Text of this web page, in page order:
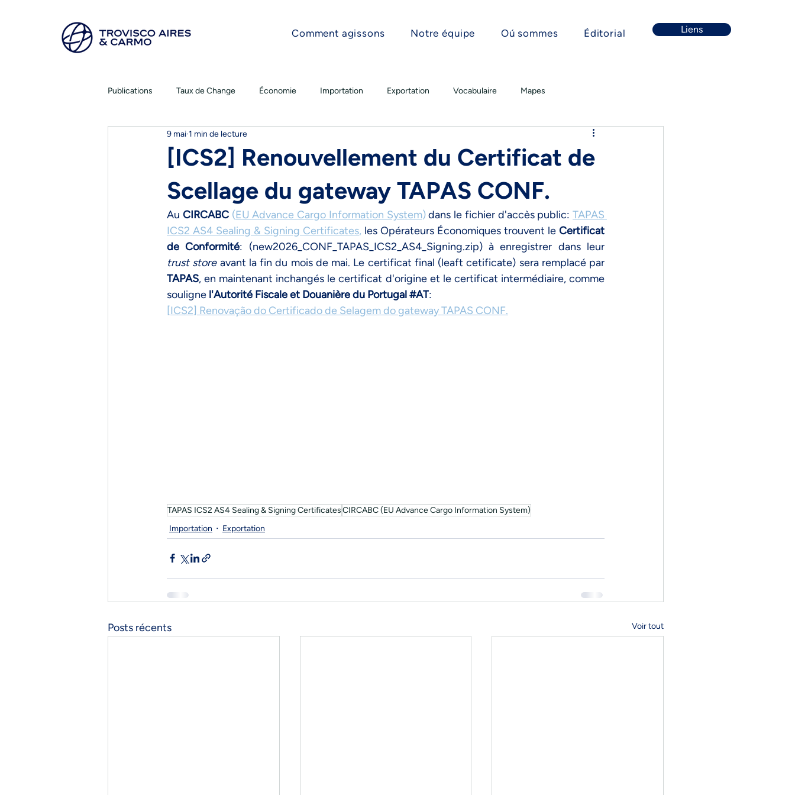
Comment agissons Notre équipe Oú sommes Éditorial Liens
Publications Taux de Change Économie Importation Exportation Vocabulaire Mapes
[ICS2] Renouvellement du Certificat de
Scellage du gateway TAPAS CONF.
9 mai 1 min de lecture
Au CIRCABC (EU Advance Cargo Information System) dans le fichier d'accès public: TAPAS
ICS2 AS4 Sealing & Signing Certificates, les Opérateurs Économiques trouvent le Certificat
de Conformité
trust store
TAPAS, en maintenant inchangés le certificat d'origine et le certificat intermédiaire, comme
souligne l'Autorité Fiscale et Douanière du Portugal#AT:
[ICS2] Renovação do Certificado de Selagem do gateway TAPAS CONF.
TAPAS ICS2 AS4 Sealing & Signing CertificatesCIRCABC (EU Advance Cargo Information System)
Importation
Exportation
Posts récents Voir tout